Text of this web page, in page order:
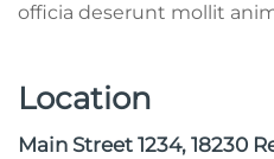
officia deserunt mollit
Location
Main Street 1234, 18230